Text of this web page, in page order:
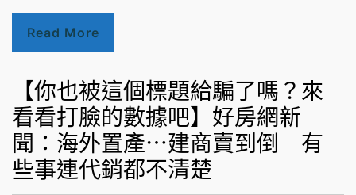
Read More
【你也被這個標題給騙了嗎？來
看看打臉的數據吧】好房網新
聞：海外置產⋯建商賣到倒 有
些事連代銷都不清楚